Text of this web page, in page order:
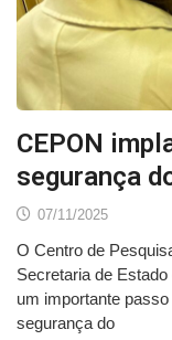
CEPON
segurança
07/11/2025
O Centro de
Secretaria de
um importante
segurança do